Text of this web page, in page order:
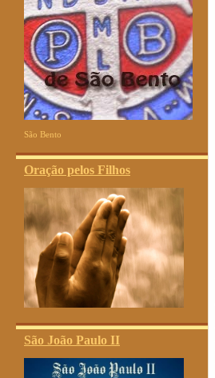
São Bento
Oração pelos Filhos
São João Paulo II